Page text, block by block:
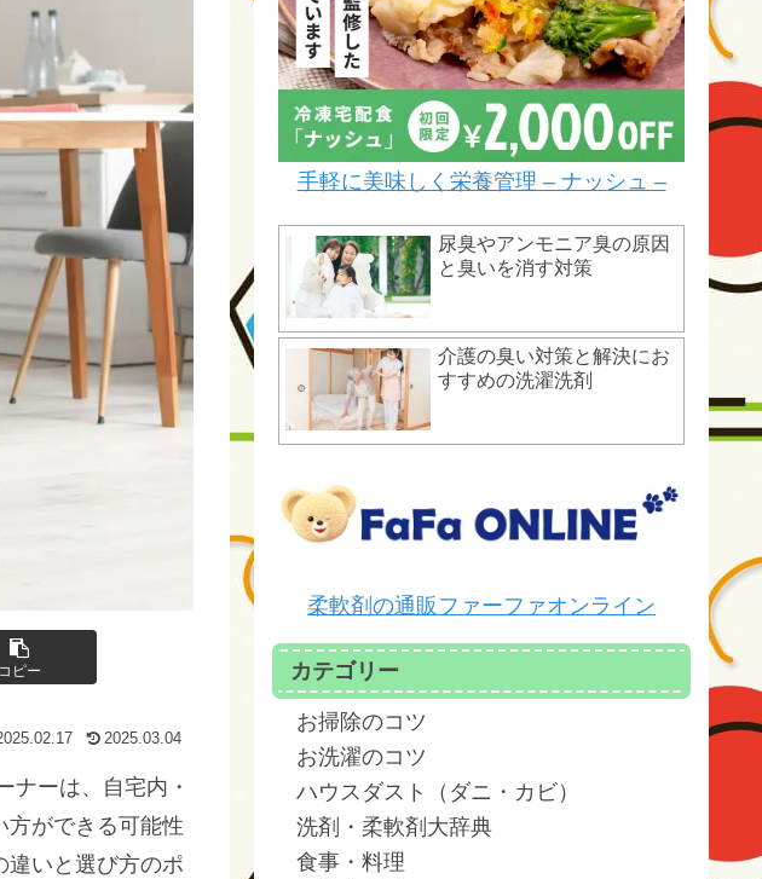
コピー
2025.03.04
ナーは、自宅内・
方ができる可能性
違いと選び方のポ
手軽に美味しく栄養管理 – ナッシュ –
尿臭やアンモニア臭の原因
と臭いを消す対策
介護の臭い対策と解決にお
すすめの洗濯洗剤
柔軟剤の通販ファーファオンライン
カテゴリー
お掃除のコツ
お洗濯のコツ
ハウスダスト（ダニ・カビ）
洗剤・柔軟剤大辞典
食事・料理